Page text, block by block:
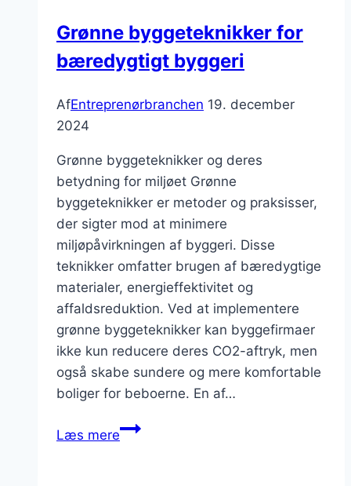
Grønne byggeteknikker for
bæredygtigt byggeri
AfEntreprenørbranchen 19. december
2024
Grønne byggeteknikker og deres
betydning for miljøet Grønne
byggeteknikker er metoder og praksisser,
der sigter mod at minimere
miljøpåvirkningen af byggeri. Disse
teknikker omfatter brugen af bæredygtige
materialer, energieffektivitet og
affaldsreduktion. Ved at implementere
grønne byggeteknikker kan byggefirmaer
ikke kun reducere deres CO2-aftryk, men
også skabe sundere og mere komfortable
boliger for beboerne. En af…
Læs mereGrønne